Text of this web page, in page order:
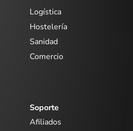
Logística
Hostelería
Sanidad
Comercio
Soporte
Afiliados